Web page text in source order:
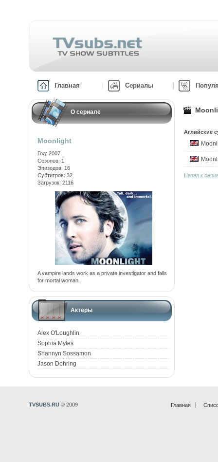
Главная Сериалы
О сериале
Moonlight
Год: 2007
Сезонов: 1
Эпизодов: 16
Субтитров: 32
Загрузок: 2116
A vampire lands work as a private investigator and falls
for mortal woman.
Актеры
Alex O'Loughlin
Sophia Myles
Shannyn Sossamon
Jason Dohring
Аглийские
Назад к
Главная
TVSUBS.RU © 2009